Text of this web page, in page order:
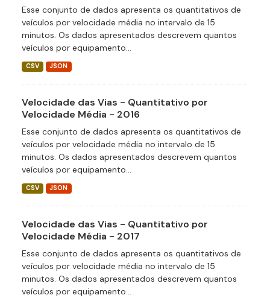
Esse conjunto de dados apresenta os quantitativos de
veículos por velocidade média no intervalo de 15
minutos. Os dados apresentados descrevem quantos
veículos por equipamento...
CSV JSON
Velocidade das Vias - Quantitativo por
Velocidade Média - 2016
Esse conjunto de dados apresenta os quantitativos de
veículos por velocidade média no intervalo de 15
minutos. Os dados apresentados descrevem quantos
veículos por equipamento...
CSV JSON
Velocidade das Vias - Quantitativo por
Velocidade Média - 2017
Esse conjunto de dados apresenta os quantitativos de
veículos por velocidade média no intervalo de 15
minutos. Os dados apresentados descrevem quantos
veículos por equipamento...